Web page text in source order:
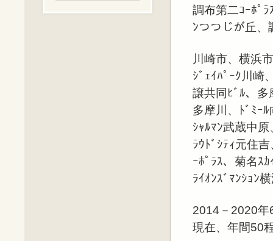
調布第二ｺｰﾎﾟﾗ
ﾝつつじが丘、
川崎市、横浜市
ｼﾞｪｲﾊﾟｰｸ川崎
譲共同ﾋﾞﾙ、多
多摩川、ﾄﾞﾐｰ
ｼｬﾙﾏﾝ武蔵中
ﾗｳﾄﾞｼﾃｨ元住
ｰﾎﾟﾗｽ、菊名ｽ
ﾗｲｵﾝｽﾞﾏﾝｼｮﾝ
2014－2020年
現在、年間50